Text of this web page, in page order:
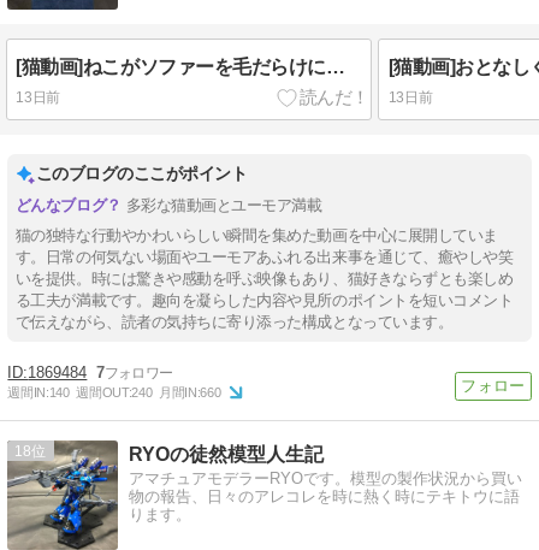
[猫動画]ねこがソファーを毛だらけにした結果ｗｗｗｗｗｗｗｗｗ
13日前 13日前
このブログのここがポイント
多彩な猫動画とユーモア満載
猫の独特な行動やかわいらしい瞬間を集めた動画を中心に展開していま
す。日常の何気ない場面やユーモアあふれる出来事を通じて、癒やしや笑
いを提供。時には驚きや感動を呼ぶ映像もあり、猫好きならずとも楽しめ
る工夫が満載です。趣向を凝らした内容や見所のポイントを短いコメント
で伝えながら、読者の気持ちに寄り添った構成となっています。
1869484 7
週間IN:140 週間OUT:240 月間IN:660
18 RYOの徒然模型人生記
アマチュアモデラーRYOです。模型の製作状況から買い
物の報告、日々のアレコレを時に熱く時にテキトウに語
ります。